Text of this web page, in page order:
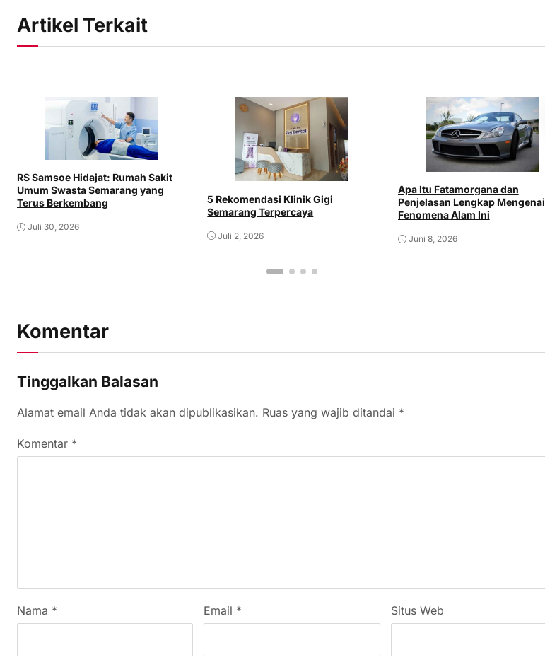
Artikel Terkait
RS Samsoe Hidajat: Rumah Sakit
Umum Swasta Semarang yang
Terus Berkembang
Juli 30, 2026
5 Rekomendasi Klinik Gigi
Semarang Terpercaya
Juli 2, 2026
Apa Itu Fatamorgana dan
Penjelasan Lengkap Mengenai
Fenomena Alam Ini
Juni 8, 2026
Komentar
Tinggalkan Balasan
Alamat email Anda tidak akan dipublikasikan. Ruas yang wajib ditandai *
Komentar *
Nama * Email * Situs Web